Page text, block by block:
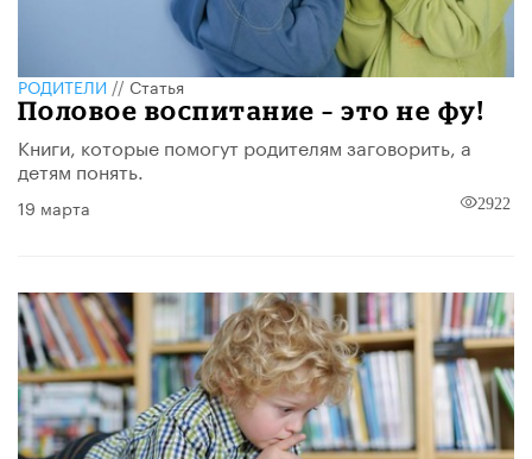
РОДИТЕЛИ//Статья
Половое воспитание – это не фу!
Книги, которые помогут родителям заговорить, а
детям понять.
19 марта 2922